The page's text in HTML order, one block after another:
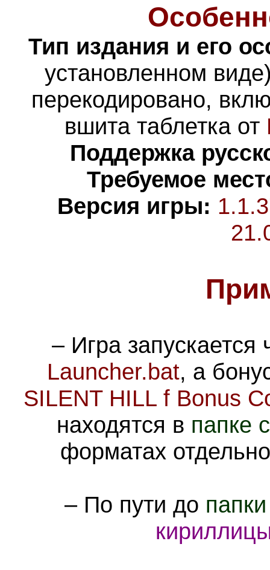
Тип издания и его
установленном
перекодировано,
вшита таблетка от
Поддержка
Требуемое
Версия игры:
– Игра
Launcher.bat, а
SILENT HILL f Bonus
находятся в папке
форматах
– По пути до